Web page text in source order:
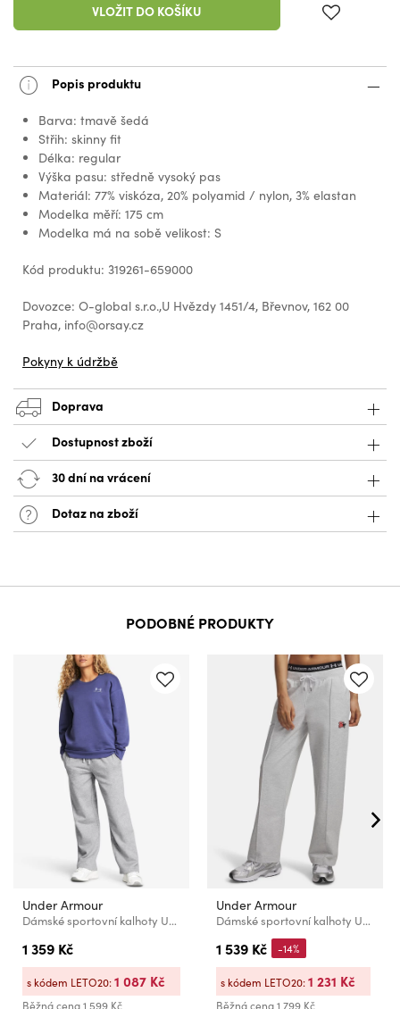
VLOŽIT DO KOŠÍKU
Popis produktu
Barva: tmavě šedá
Střih: skinny fit
Délka: regular
Výška pasu: středně vysoký pas
Materiál: 77% viskóza, 20% polyamid / nylon, 3% elastan
Modelka měří: 175 cm
Modelka má na sobě velikost: S
Kód produktu: 319261-659000
Dovozce: O-global s.r.o.,U Hvězdy 1451/4, Břevnov, 162 00
Praha, info@orsay.cz
Pokyny k údržbě
Doprava
Dostupnost zboží
30 dní na vrácení
Dotaz na zboží
PODOBNÉ PRODUKTY
Under Armour
Dámské sportovní kalhoty Under Armour UA Rival Flc Straight Pant
1 359 Kč
Běžná cena1 599 Kč
s kódem LETO20:1 087 Kč
Under Armour
Dámské sportovní kalhoty Under Armour Sport Terry Trend Pant
1 539 Kč
Běžná cena1 799 Kč
-14%
s kódem LETO20:1 231 Kč